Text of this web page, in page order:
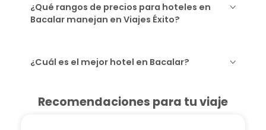
¿Qué rangos de precios para hoteles en
Bacalar manejan en Viajes Éxito?
¿Cuál es el mejor hotel en Bacalar?
Recomendaciones para tu viaje